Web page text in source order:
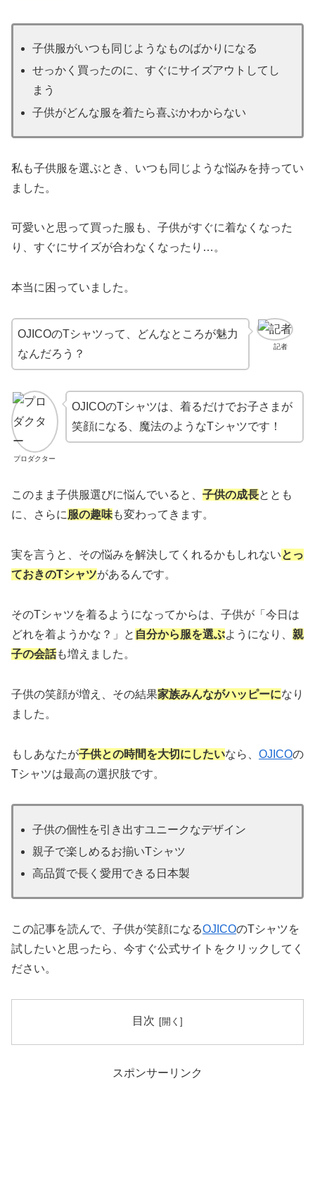
子供服がいつも同じようなものばかりになる
せっかく買ったのに、すぐにサイズアウトしてし
まう
子供がどんな服を着たら喜ぶかわからない
私も子供服を選ぶとき、いつも同じような悩みを持ってい
ました。
可愛いと思って買った服も、子供がすぐに着なくなった
り、すぐにサイズが合わなくなったり…。
本当に困っていました。
記者
OJICOのTシャツって、どんなところが魅力
なんだろう？
プロダクター
OJICOのTシャツは、着るだけでお子さまが
笑顔になる、魔法のようなTシャツです！
このまま子供服選びに悩んでいると、 子供の成長ととも
に、さらに服の趣味も変わってきます。
実を言うと、その悩みを解決してくれるかもしれないとっ
ておきのTシャツがあるんです。
そのTシャツを着るようになってからは、子供が「今日は
どれを着ようかな？」と 自分から服を選ぶようになり、 親
子の会話も増えました。
子供の笑顔が増え、その結果家族みんながハッピーになり
ました。
もしあなたが子供との時間を大切にしたいなら、 OJICOの
Tシャツは最高の選択肢です。
子供の個性を引き出すユニークなデザイン
親子で楽しめるお揃いTシャツ
高品質で長く愛用できる日本製
この記事を読んで、子供が笑顔になるOJICOのTシャツを
試したいと思ったら、今すぐ公式サイトをクリックしてく
ださい。
目次
スポンサーリンク